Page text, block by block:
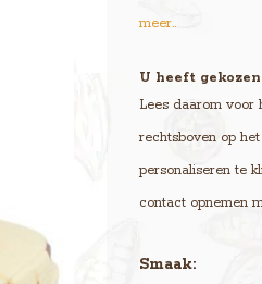
meer..
U heeft
Lees daarom voor
rechtsboven op
personaliseren te
contact opnemen
Smaak: